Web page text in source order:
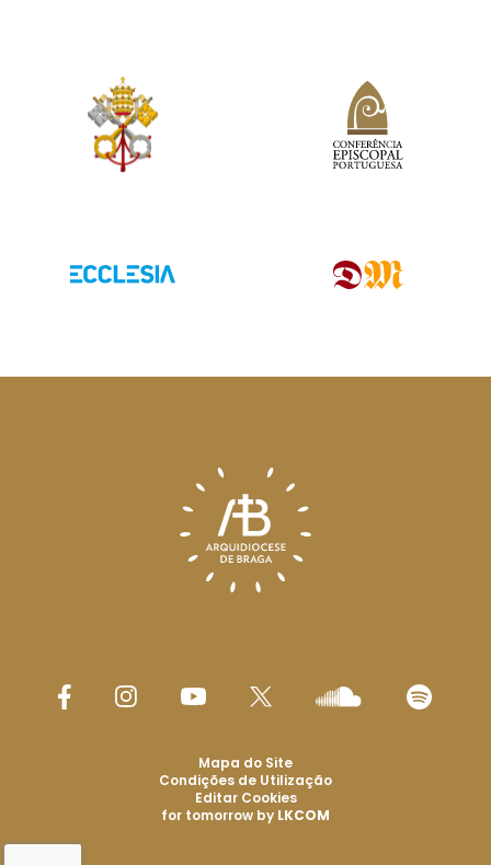
Mapa do Site
Condições de Utilização
Editar Cookies
for tomorrow by LKCOM